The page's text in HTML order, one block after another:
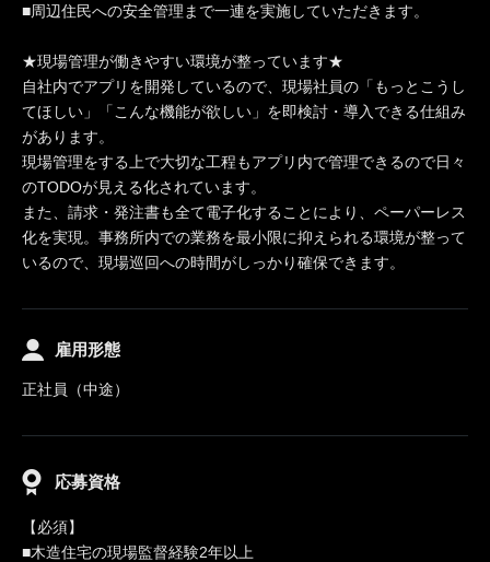
■周辺住民への安全管理まで一連を実施していただきます。
★現場管理が働きやすい環境が整っています★
自社内でアプリを開発しているので、現場社員の「もっとこうし
てほしい」「こんな機能が欲しい」を即検討・導入できる仕組み
があります。
現場管理をする上で大切な工程もアプリ内で管理できるので日々
のTODOが見える化されています。
また、請求・発注書も全て電子化することにより、ペーパーレス
化を実現。事務所内での業務を最小限に抑えられる環境が整って
いるので、現場巡回への時間がしっかり確保できます。
雇用形態
正社員（中途）
応募資格
【必須】
■木造住宅の現場監督経験2年以上